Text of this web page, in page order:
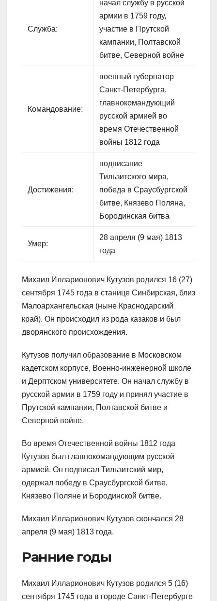
Служба:
начал службу в русской
армии в 1759 году,
участие в Прутской
кампании, Полтавской
битве, Северной войне
Командование:
военный губернатор
Санкт-Петербурга,
главнокомандующий
русской армией во
время Отечественной
войны 1812 года
Достижения:
подписание
Тильзитского мира,
победа в Сраусбургской
битве, Князево Поляна,
Бородинская битва
Умер:
28 апреля (9 мая) 1813
года
Михаил Илларионович Кутузов родился 16 (27)
сентября 1745 года в станице Синбирская, близ
Малоархангельская (ныне Краснодарский
край). Он происходил из рода казаков и был
дворянского происхождения.
Кутузов получил образование в Московском
кадетском корпусе, Военно-инженерной школе
и Дерптском университете. Он начал службу в
русской армии в 1759 году и принял участие в
Прутской кампании, Полтавской битве и
Северной войне.
Во время Отечественной войны 1812 года
Кутузов был главнокомандующим русской
армией. Он подписал Тильзитский мир,
одержал победу в Сраусбургской битве,
Князево Поляне и Бородинской битве.
Михаил Илларионович Кутузов скончался 28
апреля (9 мая) 1813 года.
Ранние годы
Михаил Илларионович Кутузов родился 5 (16)
сентября 1745 года в городе Санкт-Петербурге